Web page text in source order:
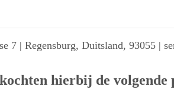
7 | Regensburg, Duitsland, 93055 |
hierbij de volgende